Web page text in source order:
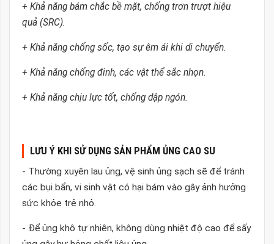
+ Khả năng bám chắc bề mặt, chống trơn trượt hiệu
quả (SRC).
+ Khả năng chống sốc, tạo sự êm ái khi di chuyển.
+ Khả năng chống đinh, các vật thể sắc nhọn.
+ Khả năng chịu lực tốt, chống dập ngón.
LƯU Ý KHI SỬ DỤNG SẢN PHẨM ỦNG CAO SU
- Thường xuyên lau ủng, vệ sinh ủng sạch sẽ để tránh
các bụi bẩn, vi sinh vật có hại bám vào gây ảnh hưởng
sức khỏe trẻ nhỏ.
- Để ủng khô tự nhiên, không dùng nhiệt độ cao để sấy